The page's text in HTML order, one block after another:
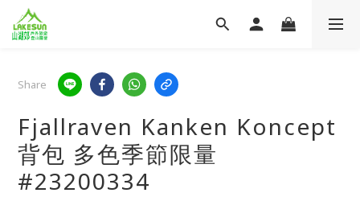
Share
Fjallraven Kanken Koncept
背包 多色季節限量
#23200334